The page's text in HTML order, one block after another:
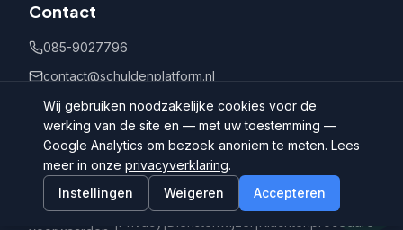
Contact
085-9027796
contact@schuldenplatform.nl
Postbus 802, 7400 AV Deventer
©
Schuldenplatform.nl
Algemene
|Privacy |Dienstenwijzer |Klachtenprocedure
Wij gebruiken noodzakelijke cookies voor de
werking van de site en — met uw toestemming —
Google Analytics om bezoek anoniem te meten. Lees
meer in onze privacyverklaring.
Instellingen
Weigeren Accepteren